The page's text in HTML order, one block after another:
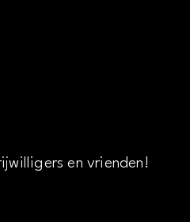
en vrienden!